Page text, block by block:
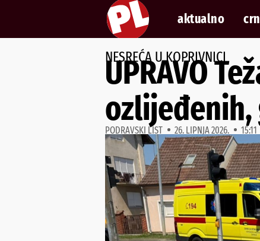
aktualno
NESREĆA U KOPRIVNICI
UPRAVO
ozlijeđenih,
PODRAVSKI LIST 26. LIPNJA 2026. 15:11